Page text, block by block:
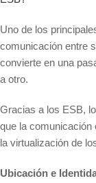
Uno de los
comunicación entre
convierte en una
a otro.
Gracias a los ESB,
que la comunicación
la virtualización de
Ubicación e